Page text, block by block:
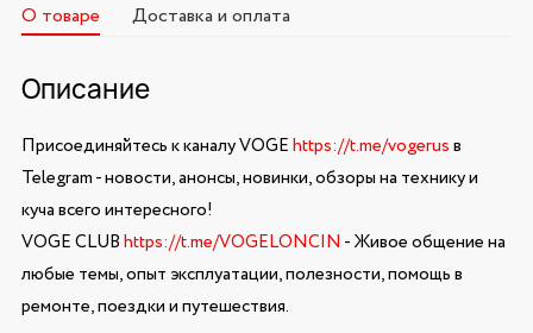
О товаре Доставка и оплата
Описание
Присоединяйтесь к каналу VOGEhttps://t.me/vogerusв
Telegram - новости, анонсы, новинки, обзоры на технику и
куча всего интересного!
VOGE CLUBhttps://t.me/VOGELONCIN - Живое общение на
любые темы, опыт эксплуатации, полезности, помощь в
ремонте, поездки и путешествия.